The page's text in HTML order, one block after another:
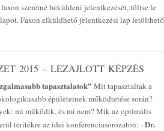
szeretné beküldeni jelentkezését, töltse le
Faxon elküldhető jelentkezési lap letölthető
2015 – LEZAJLOTT KÉPZÉS
tapasztalatok” Mit tapasztaltak a
épületeinek működtetése során?
mi működik, és mi nem? Mik az optimális
terítékre az idei konferenciasorozaton: -Dr.